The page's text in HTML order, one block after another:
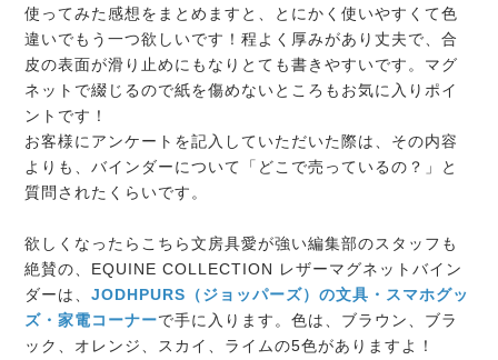
使ってみた感想をまとめますと、とにかく使いやすくて色
違いでもう一つ欲しいです！程よく厚みがあり丈夫で、合
皮の表面が滑り止めにもなりとても書きやすいです。マグ
ネットで綴じるので紙を傷めないところもお気に入りポイ
ントです！
お客様にアンケートを記入していただいた際は、その内容
よりも、バインダーについて「どこで売っているの？」と
質問されたくらいです。
欲しくなったらこちら文房具愛が強い編集部のスタッフも
絶賛の、EQUINE COLLECTION レザーマグネットバイン
ダーは、JODHPURS（ジョッパーズ）の文具・スマホグッ
ズ・家電コーナーで手に入ります。色は、ブラウン、ブラ
ック、オレンジ、スカイ、ライムの5色がありますよ！